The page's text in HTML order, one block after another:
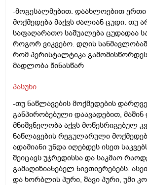
-მოგესალმებით. დაახლოებით ერთი
მოქმედება მაქვს ძალიან ცუდი. თუ
საფაღარათო საშუალება ცუდადაა
როგორ ვიკვებო. დღის
რომ პერისტალტიკა
მადლობა წინასწარ
პასუხი
-თუ ნაწლავების მოქმედების
განპირობებული დაავადებით,
მნიშვნელობა აქვს მოწესრიგებულ
ნაწლავების რეგულარული
ადამიანი უნდა იღებდეს ისეთ
შეიცავს უჯრედისსა და საკმაო
გამაღიზიანებელ ნივთიერებებს.
და ხორბლის პური, შავი პური, უმი